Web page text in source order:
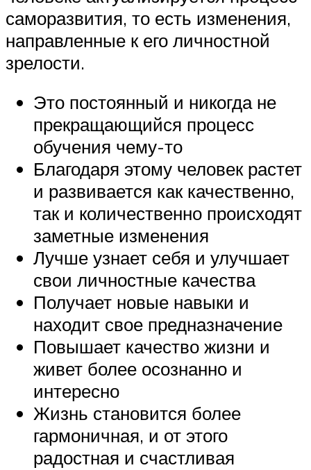
саморазвития, то есть изменения,
направленные к его личностной
зрелости.
Это постоянный и никогда не
прекращающийся процесс
обучения чему-то
Благодаря этому человек растет
и развивается как качественно,
так и количественно происходят
заметные изменения
Лучше узнает себя и улучшает
свои личностные качества
Получает новые навыки и
находит свое предназначение
Повышает качество жизни и
живет более осознанно и
интересно
Жизнь становится более
гармоничная, и от этого
радостная и счастливая